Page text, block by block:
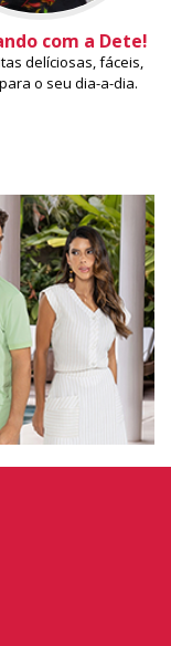
com a Dete!
delíciosas, fáceis,
o seu dia-a-dia.